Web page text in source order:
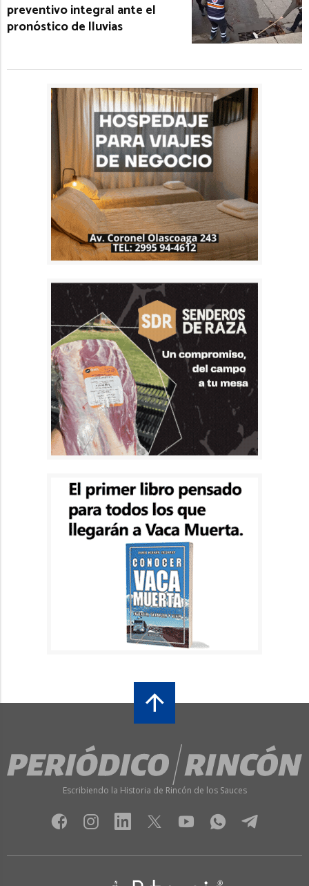
preventivo integral ante el
pronóstico de lluvias
Escribiendo la Historia de Rincón de los Sauces